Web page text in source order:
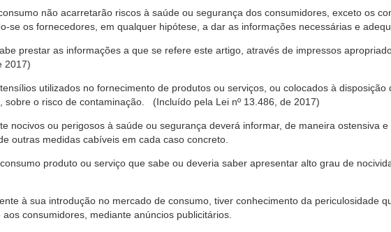
não acarretarão riscos à saúde ou segurança dos consumidores, exceto os
se os fornecedores, em qualquer hipótese, a dar as informações necessárias e
prestar as informações a que se refere este artigo, através de impressos
2017)
utilizados no fornecimento de produtos ou serviços, ou colocados à disposição
o risco de contaminação. (Incluído pela Lei nº 13.486, de 2017)
nocivos ou perigosos à saúde ou segurança deverá informar, de maneira ostensiva
outras medidas cabíveis em cada caso concreto.
produto ou serviço que sabe ou deveria saber apresentar alto grau de
à sua introdução no mercado de consumo, tiver conhecimento da periculosidade
consumidores, mediante anúncios publicitários.